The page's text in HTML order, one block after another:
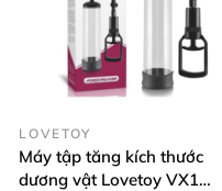
LOVETOY
Máy tập tăng kích thước
dương vật Lovetoy VX1